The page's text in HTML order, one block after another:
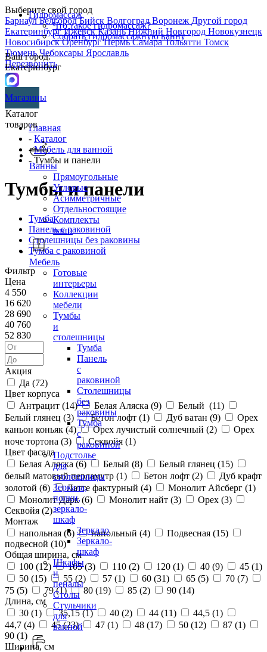
Выберите свой город
БарнаулБелгородБийск ВолгоградВоронеж Другой город
ЕкатеринбургИжевскКазаньНижний Новгород Новокузнецк
НовосибирскОренбургПермьСамараТольятти Томск
ТюменьЧебоксары Ярославль
Перезвонить
Гидромассаж
Что такое гидромассаж?
Собрать гидромассажную ванну
Ваш город:
Екатеринбург
Магазины
Каталог
товаров
Ванны
Прямоугольные
Угловые
Асимметричные
Отдельностоящие
Комплекты
ванн
Мебель
Готовые
интерьеры
Коллекции
мебели
Тумбы
и
столешницы
Тумба
Панель
с
раковиной
Столешницы
без
раковины
Тумба
с
раковиной
Подстолье
для
столешницы
Зеркала,
полки,
зеркало-
шкаф
Зеркало
Зеркало-
шкаф
Шкафы
и
пеналы
Столы
Стульчики
для
ванной
Главная
- Каталог
-Мебель для ванной
- Тумбы и панели
Тумбы и панели
Тумба
Панель с раковиной
Столешницы без раковины
Тумба с раковиной
Фильтр
Цена
4 550
16 620
28 690
40 760
52 830
Акция
Да (72)
Цвет корпуса
Антрацит (14) Белая Аляска (9) Белый (11)
Белый глянец (3) Бетон лофт (1) Дуб ватан (9)
Орех
каньон коньяк (4) Орех лучистый солнечный (2)
Орех
ноче тортона (3) Секвойя (1)
Цвет фасада
Белая Аляска (6) Белый (8) Белый глянец (15)
белый матовый перламутр (1) Бетон лофт (2)
Дуб крафт
золотой (6) Латте фактурный (4) Монолит Айсберг (1)
Монолит Дарк (6) Монолит найт (3) Орех (3)
Секвойя (2)
Монтаж
напольная (6) напольный (4) Подвесная (15)
подвесной (10)
Общая ширина, см
100 (12) 105 (3) 110 (2) 120 (1) 40 (9) 45 (1)
50 (15) 55 (2) 57 (1) 60 (31) 65 (5) 70 (7)
75 (5) 79 (1) 80 (19) 85 (2) 90 (14)
Длина, см
30 (1) 35,15 (1) 40 (2) 44 (11) 44,5 (1)
44,7 (4) 45 (23) 47 (1) 48 (17) 50 (12) 87 (1)
90 (1)
Ширина, см